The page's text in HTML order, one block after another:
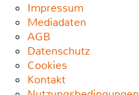
Impressum
Mediadaten
AGB
Datenschutz
Cookies
Kontakt